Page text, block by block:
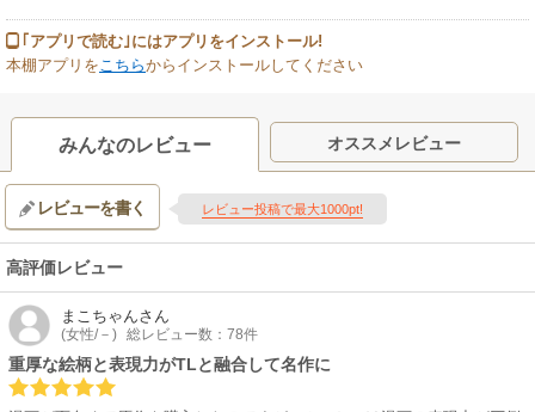
｢アプリで読む｣にはアプリをインストール!
本棚アプリをこちらからインストールしてください
みんなのレビュー オススメレビュー
レビューを書く レビュー投稿で最大1000pt!
高評価レビュー
まこちゃんさん
(女性/－) 総レビュー数：78件
重厚な絵柄と表現力がTLと融合して名作に